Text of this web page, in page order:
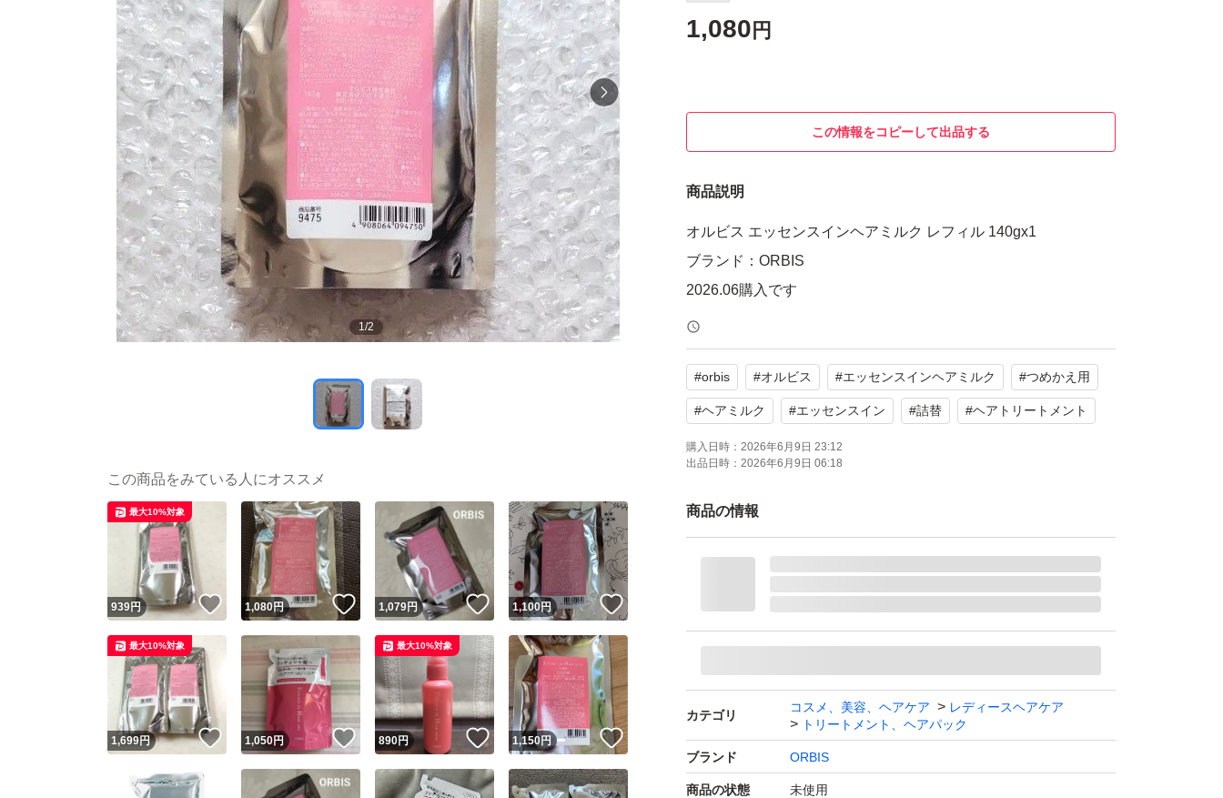
1/2
1,080 円
この情報をコピーして出品する
商品説明
オルビス エッセンスインヘアミルク レフィル 140gx1
ブランド：ORBIS
2026.06購入です
#orbis #オルビス #エッセンスインヘアミルク #つめかえ用
#ヘアミルク #エッセンスイン #詰替 #ヘアトリートメント
購入日時： 2026年6月9日 23:12
出品日時： 2026年6月9日 06:18
商品の情報
カテゴリ
コスメ、美容、ヘアケア
レディースヘアケア
トリートメント、ヘアパック
ブランド ORBIS
商品の状態 未使用
この商品をみている人にオススメ
939円 いいね！
最大10%対象
1,080円 いいね！
1,079円 いいね！
1,100円 いいね！
1,699円 いいね！
最大10%対象
1,050円 いいね！
890円 いいね！
最大10%対象
1,150円 いいね！